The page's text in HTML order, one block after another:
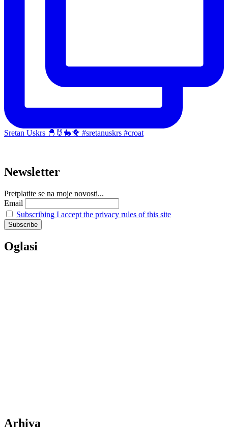
Sretan Uskrs 🐣🐰🐇🐥 #sretanuskrs #croat
Newsletter
Pretplatite se na moje novosti...
Email
Subscribing I accept the privacy rules of this site
Oglasi
Arhiva